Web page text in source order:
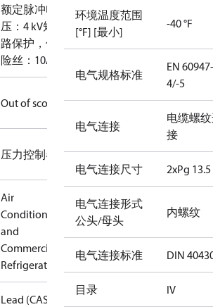
额定脉冲电
压：4 kV短
路保护，保
险丝：10A
Out of scope
压力控制器
Air
Conditioning
and
Commercial
Refrigeration
Lead (CAS
环境温度范围
[°F] [最小]
-40 °F
电气规格标准
EN 60947-
4/-5
电气连接
电缆螺
接
电气连接尺寸 2xPg 13.5
电气连接形式
公头/母头
内螺纹
电气连接标准 DIN
目录 IV